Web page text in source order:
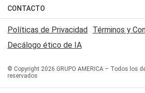
Judiciales
Economia
Trucos caseros
Series y Películas
Edictos y Solicitadas
Mundial
Automovilismo
Rugby
Básquet
Canal 7 en Vivo
San Juan 8
CONTACTO
Acerca de Nosotros
Contactanos
Políticas de Privacidad Términos y
Decálogo ético de IA
© Copyright 2026 GRUPO AMERICA – Todos los
reservados